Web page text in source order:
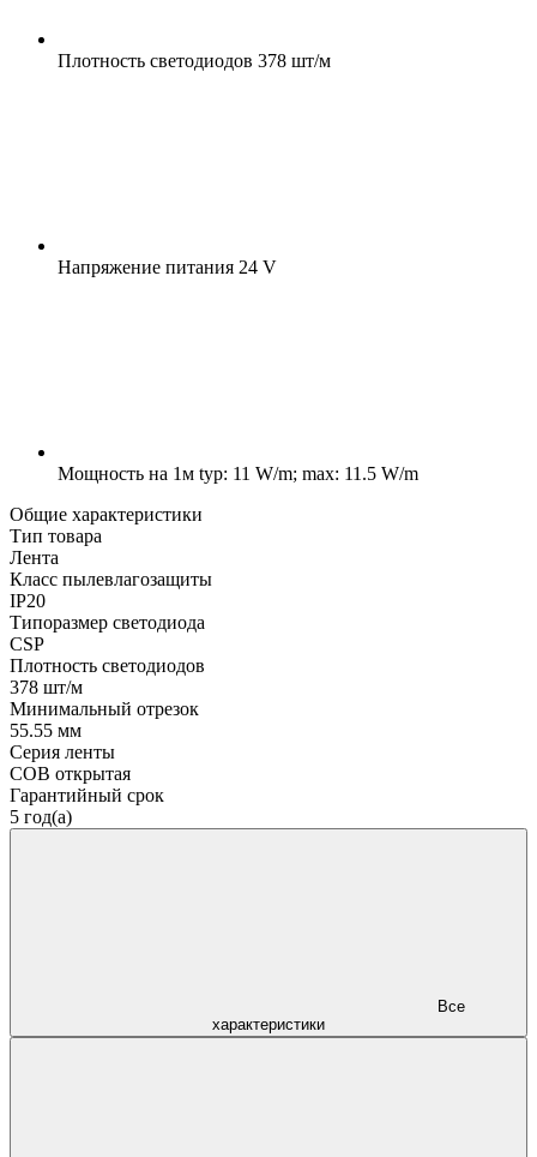
Плотность светодиодов 378 шт/м
Напряжение питания 24 V
Мощность на 1м typ: 11 W/m; max: 11.5 W/m
Общие характеристики
Тип товара
Лента
Класс пылевлагозащиты
IP20
Типоразмер светодиода
CSP
Плотность светодиодов
378 шт/м
Минимальный отрезок
55.55 мм
Серия ленты
COB открытая
Гарантийный срок
5 год(а)
характеристики